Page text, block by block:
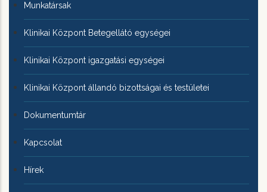
Munkatársak
Klinikai Központ Betegellátó egységei
Klinikai Központ igazgatási egységei
Klinikai Központ állandó bizottságai és testületei
Dokumentumtár
Kapcsolat
Hírek